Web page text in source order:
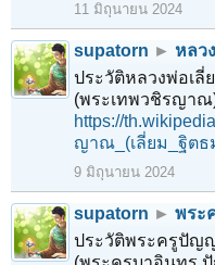
11 มิถุนายน 2024
supatorn ► หลว
ประวัติหลวงพ่อเลี่
(พระเทพวชิรญาณ
https://
ญาณ_(เลี่ยม_ฐิตธ
9 มิถุนายน 2024
supatorn ► พระ
ประวัติพระครูปัญ